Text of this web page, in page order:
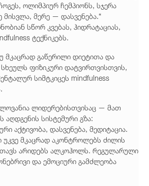
ოლიმპიურ ჩემპიონს, სჯერა
მისვლა, მერე — დასვენება.“
სწორ კვებას, ჰიდრატაციას,
ტექნიკებს.
მკაცრად გაწერილი დიეტითა და
ფიზიკური დატვირთვისთვის,
სიმტკიცეს mindfulness
ლიდერებისთვისაც — მათ
აღდგენის სისტემური გზა:
აქტივობა, დასვენება, მედიტაცია.
მკაცრად აკონტროლებს ძილის
თავს არიდებს ალკოჰოლს. რეგულარული
და ემოციური გამძლეობა